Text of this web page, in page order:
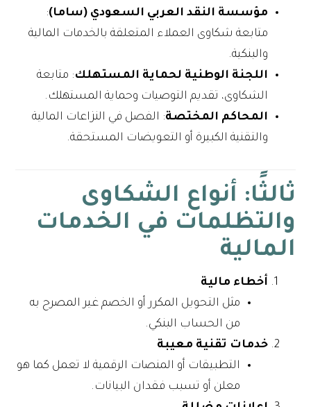
مؤسسة النقد العربي السعودي (ساما):
متابعة شكاوى العملاء المتعلقة بالخدمات المالية
والبنكية.
اللجنة الوطنية لحماية المستهلك: متابعة
الشكاوى، تقديم التوصيات وحماية المستهلك.
المحاكم المختصة: الفصل في النزاعات المالية
والتقنية الكبيرة أو التعويضات المستحقة.
ثالثًا: أنواع الشكاوى
والتظلمات في الخدمات
المالية
أخطاء مالية
مثل التحويل المكرر أو الخصم غير المصرح به
من الحساب البنكي.
خدمات تقنية معيبة
التطبيقات أو المنصات الرقمية لا تعمل كما هو
معلن أو تسبب فقدان البيانات.